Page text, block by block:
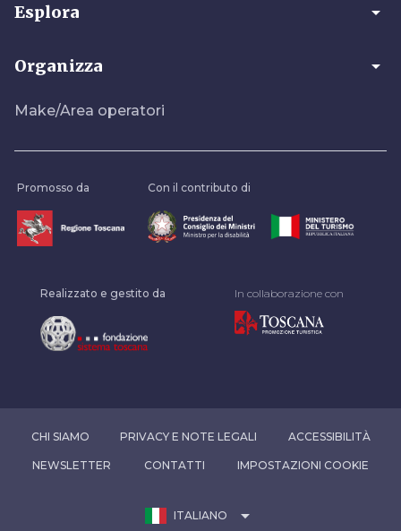
Esplora arrow_drop_down
Organizza arrow_drop_down
Make/Area operatori
Promosso da Con il contributo di
Realizzato e gestito da In collaborazione con
CHI SIAMO PRIVACY E NOTE LEGALI ACCESSIBILITÀ
NEWSLETTER CONTATTI IMPOSTAZIONI COOKIE
ITALIANO arrow_drop_down